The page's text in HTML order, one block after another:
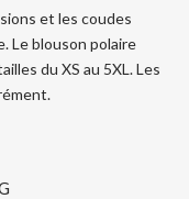
et les coudes
Le blouson polaire
du XS au 5XL. Les